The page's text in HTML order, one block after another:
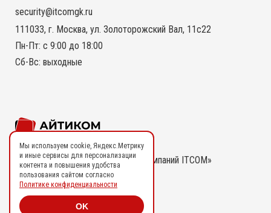
security@itcomgk.ru
111033, г. Москва, ул. Золоторожский Вал, 11с22
Пн-Пт: с 9:00 до 18:00
Сб-Вс: выходные
2026 © ООО «Айтиком» | Группа компаний ITCOM»
Политика конфиденциальности
Мы используем cookie, Яндекс.Метрику
и иные сервисы для персонализации
контента и повышения удобства
пользования сайтом согласно
Политике конфиденциальности
OK